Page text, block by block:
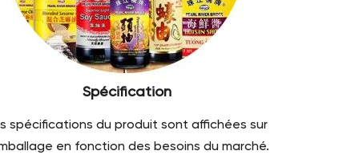
Spécification
spécifications du produit sont affichées sur
en fonction des besoins du marché.